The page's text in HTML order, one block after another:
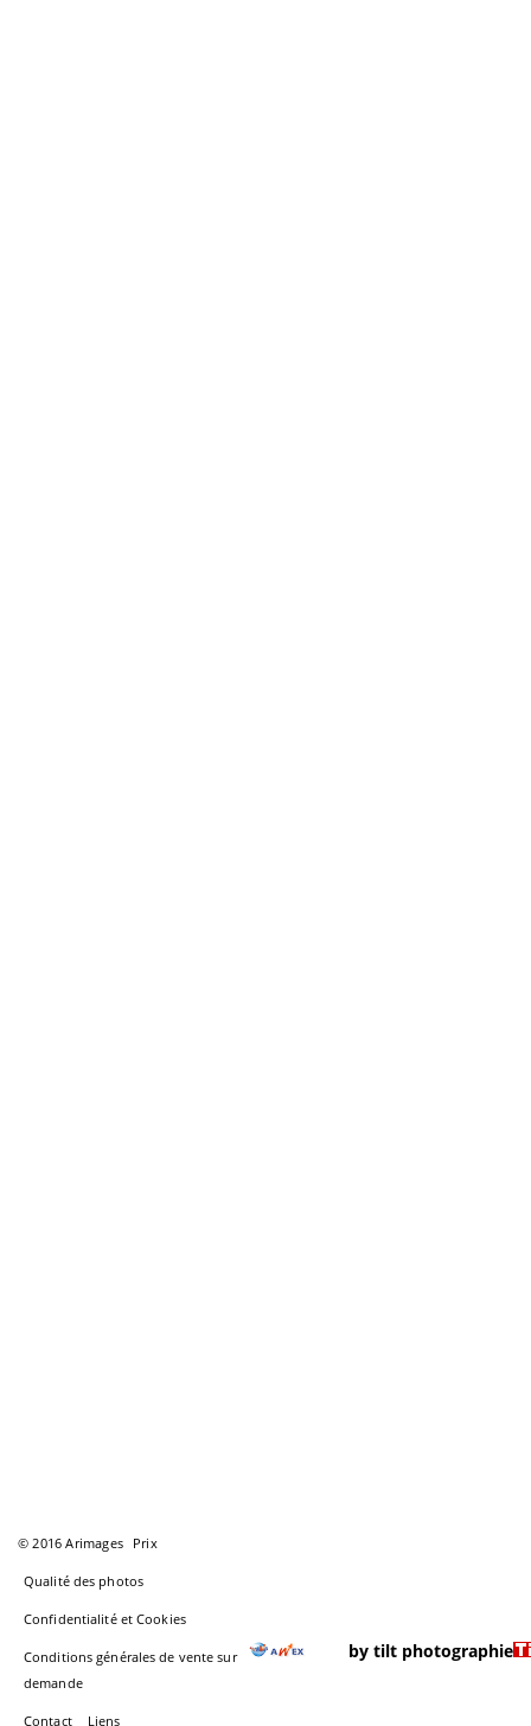
© 2016 Arimages Prix
Qualité des photos
Confidentialité et Cookies
Conditions générales de vente sur
demande
Contact Liens
by tilt photographie